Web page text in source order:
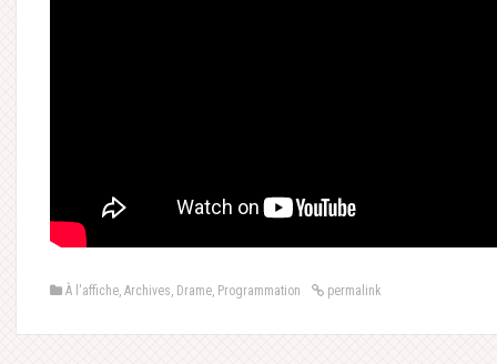
À l'affiche, Archives, Drame, Programmation permalink